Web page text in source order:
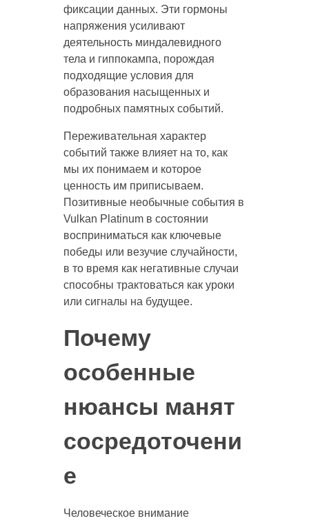
фиксации данных. Эти гормоны
напряжения усиливают
деятельность миндалевидного
тела и гиппокампа, порождая
подходящие условия для
образования насыщенных и
подробных памятных событий.
Переживательная характер
событий также влияет на то, как
мы их понимаем и которое
ценность им приписываем.
Позитивные необычные события в
Vulkan Platinum в состоянии
восприниматься как ключевые
победы или везучие случайности,
в то время как негативные случаи
способны трактоваться как уроки
или сигналы на будущее.
Почему
особенные
нюансы манят
сосредоточени
е
Человеческое внимание